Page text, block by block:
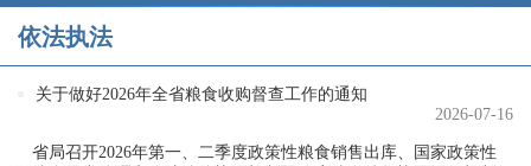
依法执法
关于做好2026年全省粮食收购督查工作的通知
2026-07-16
省局召开2026年第一、二季度政策性粮食销售出库、国家政策性